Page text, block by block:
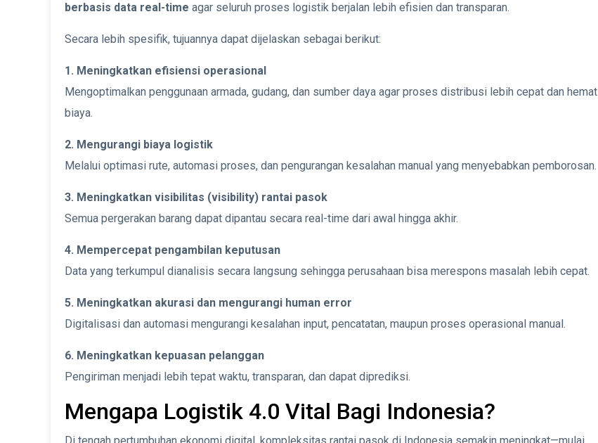
berbasis data real-time agar seluruh proses logistik berjalan lebih efisien dan transparan.
Secara lebih spesifik, tujuannya dapat dijelaskan sebagai berikut:
1. Meningkatkan efisiensi operasional
Mengoptimalkan penggunaan armada, gudang, dan sumber daya agar proses distribusi lebih cepat dan hemat
biaya.
2. Mengurangi biaya logistik
Melalui optimasi rute, automasi proses, dan pengurangan kesalahan manual yang menyebabkan pemborosan.
3. Meningkatkan visibilitas (visibility) rantai pasok
Semua pergerakan barang dapat dipantau secara real-time dari awal hingga akhir.
4. Mempercepat pengambilan keputusan
Data yang terkumpul dianalisis secara langsung sehingga perusahaan bisa merespons masalah lebih cepat.
5. Meningkatkan akurasi dan mengurangi human error
Digitalisasi dan automasi mengurangi kesalahan input, pencatatan, maupun proses operasional manual.
6. Meningkatkan kepuasan pelanggan
Pengiriman menjadi lebih tepat waktu, transparan, dan dapat diprediksi.
Mengapa Logistik 4.0 Vital Bagi Indonesia?